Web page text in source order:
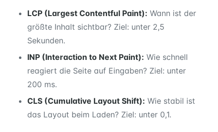
LCP (Largest Contentful Paint): Wann ist der
größte Inhalt sichtbar? Ziel: unter 2,5
Sekunden.
INP (Interaction to Next Paint): Wie schnell
reagiert die Seite auf Eingaben? Ziel: unter
200 ms.
CLS (Cumulative Layout Shift): Wie stabil ist
das Layout beim Laden? Ziel: unter 0,1.